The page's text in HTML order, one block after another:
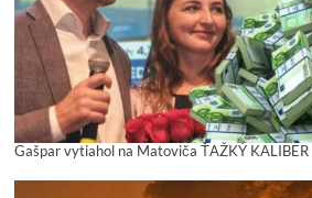
Gašpar vytiahol na Matoviča ŤAŽKÝ KALIBER